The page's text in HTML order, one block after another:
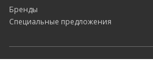
Бренды
Специальные предложения